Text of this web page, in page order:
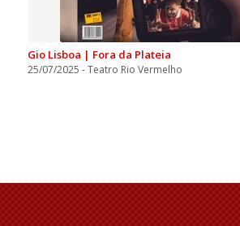
Gio Lisboa | Fora da Plateia
25/07/2025 - Teatro Rio Vermelho